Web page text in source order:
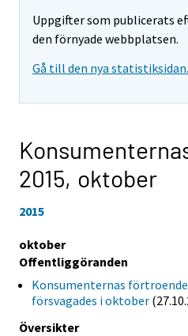
Uppgifter som publicerats
den förnyade webbplatsen.
Gå till den nya statistiksidan.
2015, oktober
2015
oktober
Offentliggöranden
Konsumenternas
försvagades i oktober
Översikter